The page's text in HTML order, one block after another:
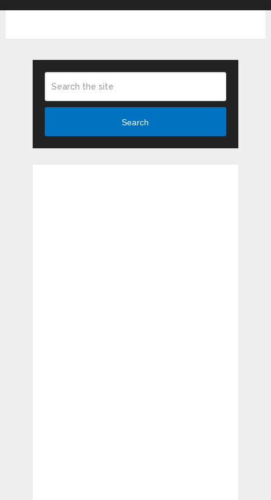
Search